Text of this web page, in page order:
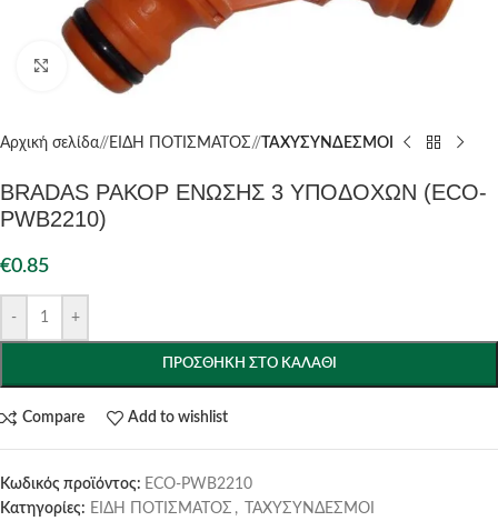
Click to enlarge
Αρχική σελίδα/ ΕΙΔΗ ΠΟΤΙΣΜΑΤΟΣ/ ΤΑΧΥΣΥΝΔΕΣΜΟΙ
BRADAS ΡΑΚΟΡ ΕΝΩΣΗΣ 3 ΥΠΟΔΟΧΩΝ (ECO-
PWB2210)
€0.85
- +
ΠΡΟΣΘΉΚΗ ΣΤΟ ΚΑΛΆΘΙ
Compare Add to wishlist
Κωδικός προϊόντος: ECO-PWB2210
Κατηγορίες: ΕΙΔΗ ΠΟΤΙΣΜΑΤΟΣ , ΤΑΧΥΣΥΝΔΕΣΜΟΙ